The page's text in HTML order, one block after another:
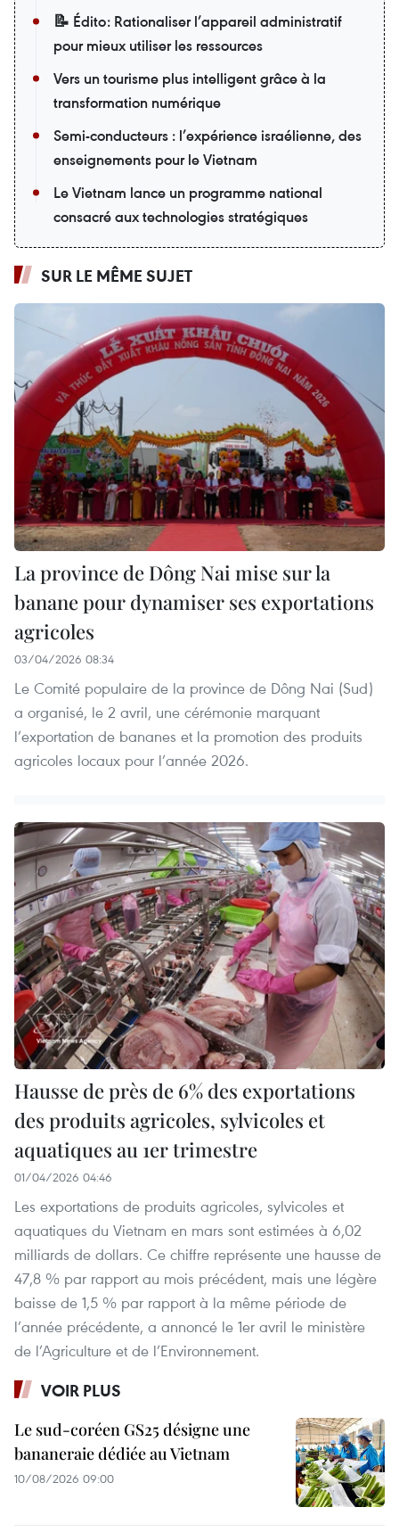
📝 Édito: Rationaliser l’appareil administratif
pour mieux utiliser les ressources
Vers un tourisme plus intelligent grâce à la
transformation numérique
Semi-conducteurs : l’expérience israélienne, des
enseignements pour le Vietnam
Le Vietnam lance un programme national
consacré aux technologies stratégiques
SUR LE MÊME SUJET
La province de Dông Nai mise sur la
banane pour dynamiser ses exportations
agricoles
03/04/2026 08:34
Le Comité populaire de la province de Dông Nai (Sud)
a organisé, le 2 avril, une cérémonie marquant
l’exportation de bananes et la promotion des produits
agricoles locaux pour l’année 2026.
Hausse de près de 6% des exportations
des produits agricoles, sylvicoles et
aquatiques au 1er trimestre
01/04/2026 04:46
Les exportations de produits agricoles, sylvicoles et
aquatiques du Vietnam en mars sont estimées à 6,02
milliards de dollars. Ce chiffre représente une hausse de
47,8 % par rapport au mois précédent, mais une légère
baisse de 1,5 % par rapport à la même période de
l’année précédente, a annoncé le 1er avril le ministère
de l’Agriculture et de l’Environnement.
VOIR PLUS
Le sud-coréen GS25 désigne une
bananeraie dédiée au Vietnam
10/08/2026 09:00